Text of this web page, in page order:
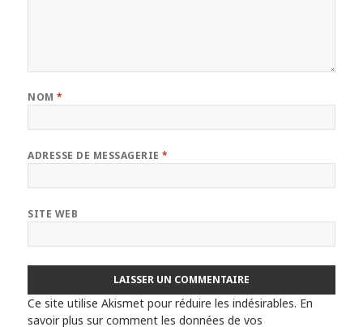
NOM*
ADRESSE DE MESSAGERIE*
SITE WEB
Ce site utilise Akismet pour réduire les indésirables. En
savoir plus sur comment les données de vos